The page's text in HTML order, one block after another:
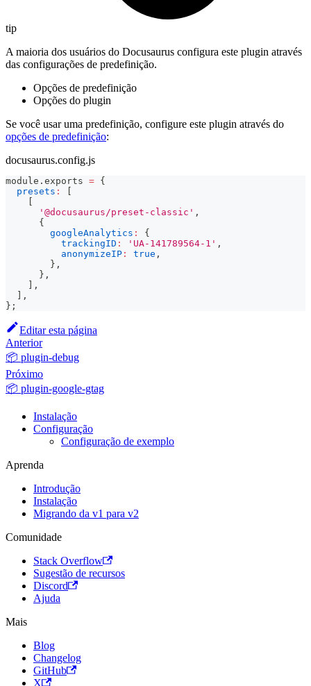
tip
A maioria dos usuários do Docusaurus configura este plugin através
das configurações de predefinição.
Opções de predefinição
Opções do plugin
Se você usar uma predefinição, configure este plugin através do
opções de predefinição:
docusaurus.config.js
module . exports = {
presets :
'@docusaurus/preset-classic' ,
{
googleAnalytics :
{
trackingID : 'UA-141789564-1' ,
anonymizeIP : true ,
} ,
} ,
,
,
} ;
Editar esta página
Anterior
📦 plugin-debug
Próximo
📦 plugin-google-gtag
Instalação
Configuração
Configuração de exemplo
Aprenda
Introdução
Instalação
Migrando da v1 para v2
Comunidade
Stack Overflow
Sugestão de recursos
Discord
Ajuda
Mais
Blog
Changelog
GitHub
X